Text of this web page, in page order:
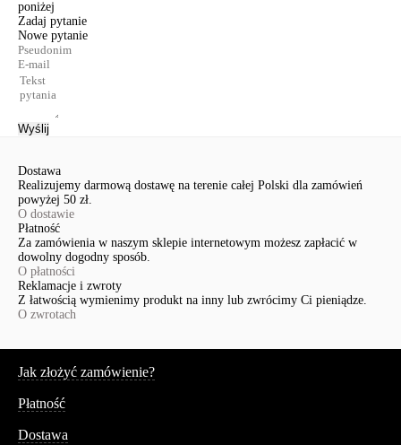
poniżej
Zadaj pytanie
Nowe pytanie
Wyślij
Dostawa
Realizujemy darmową dostawę na terenie całej Polski dla zamówień
powyżej 50 zł.
O dostawie
Płatność
Za zamówienia w naszym sklepie internetowym możesz zapłacić w
dowolny dogodny sposób.
O płatności
Reklamacje i zwroty
Z łatwością wymienimy produkt na inny lub zwrócimy Ci pieniądze.
O zwrotach
Jak złożyć zamówienie?
Płatność
Dostawa